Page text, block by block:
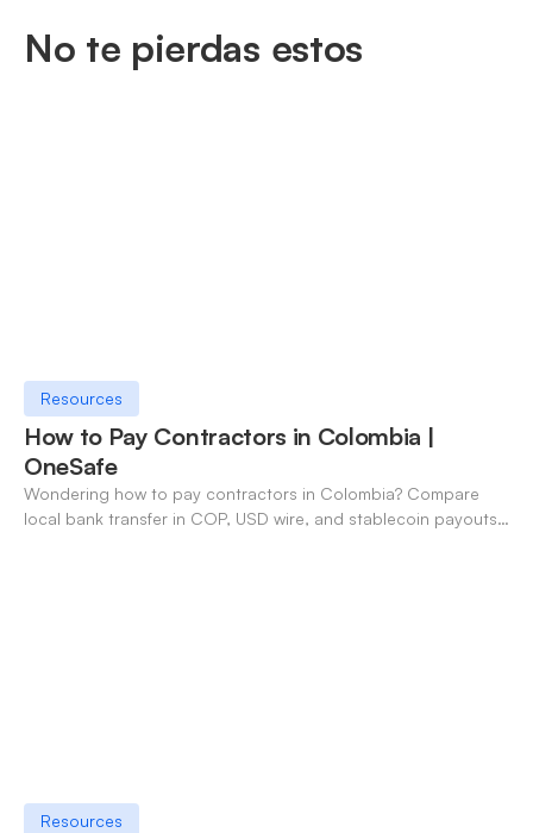
No te pierdas estos
Resources
How to Pay Contractors in Colombia |
OneSafe
Wondering how to pay contractors in Colombia? Compare
local bank transfer in COP, USD wire, and stablecoin payouts.
Resources